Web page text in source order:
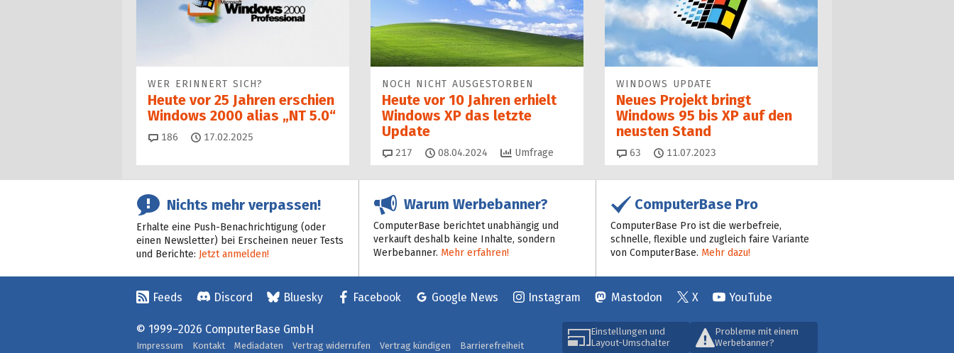
WER ERINNERT SICH?
Heute vor 25 Jahren erschien
Windows 2000 alias „NT 5.0“
186 Kommentare
17.02.2025
NOCH NICHT AUSGESTORBEN
Heute vor 10 Jahren erhielt
Windows XP das letzte
Update
217 Kommentare
08.04.2024 Umfrage
WINDOWS UPDATE
Neues Projekt bringt
Windows 95 bis XP auf den
neusten Stand
63 Kommentare
11.07.2023
Nichts mehr verpassen!
Erhalte eine Push-Benachrichtigung (oder
einen Newsletter) bei Erscheinen neuer Tests
und Berichte: Jetzt anmelden!
Warum Werbebanner?
ComputerBase berichtet unabhängig und
verkauft deshalb keine Inhalte, sondern
Werbebanner. Mehr erfahren!
ComputerBase Pro
ComputerBase Pro ist die werbefreie,
schnelle, flexible und zugleich faire Variante
von ComputerBase. Mehr dazu!
Feeds Discord Bluesky Facebook Google News Instagram Mastodon X YouTube
Einstellungen und
Layout-Umschalter
Probleme mit einem
Werbebanner?
© 1999–2026 ComputerBase GmbH
Impressum Kontakt Mediadaten Vertrag widerrufen Vertrag kündigen Barrierefreiheit